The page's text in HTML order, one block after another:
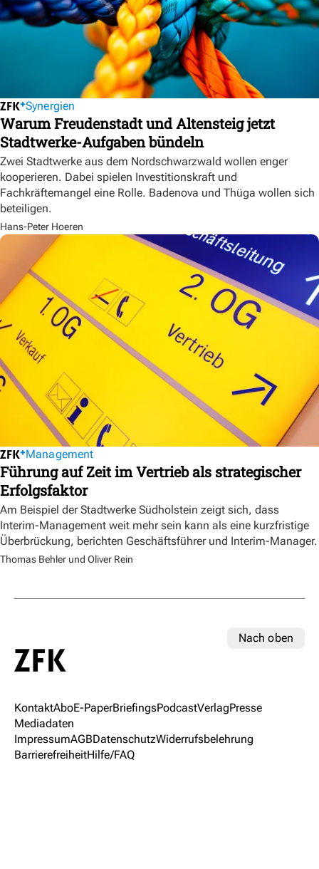
Synergien
Warum Freudenstadt und Altensteig jetzt
Stadtwerke-Aufgaben bündeln
Zwei Stadtwerke aus dem Nordschwarzwald wollen enger
kooperieren. Dabei spielen Investitionskraft und
Fachkräftemangel eine Rolle. Badenova und Thüga wollen sich
beteiligen.
Hans-Peter Hoeren
Management
Führung auf Zeit im Vertrieb als strategischer
Erfolgsfaktor
Am Beispiel der Stadtwerke Südholstein zeigt sich, dass
Interim-Management weit mehr sein kann als eine kurzfristige
Überbrückung, berichten Geschäftsführer und Interim-Manager.
Thomas Behler und Oliver Rein
Nach oben
KontaktAboE-PaperBriefingsPodcastVerlagPresse
Mediadaten
ImpressumAGBDatenschutzWiderrufsbelehrung
BarrierefreiheitHilfe/FAQ